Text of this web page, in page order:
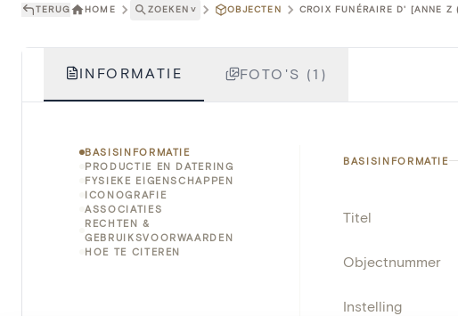
TERUG HOME ZOEKEN ˅ OBJECTEN CROIX FUNÉRAIRE D' [ANNE
INFORMATIE FOTO'S (1)
BASISINFORMATIE
PRODUCTIE EN DATERING
FYSIEKE EIGENSCHAPPEN
ICONOGRAFIE
ASSOCIATIES
RECHTEN &
GEBRUIKSVOORWAARDEN
HOE TE CITEREN
BASISINFORMATIE
Titel
Objectnummer
Instelling